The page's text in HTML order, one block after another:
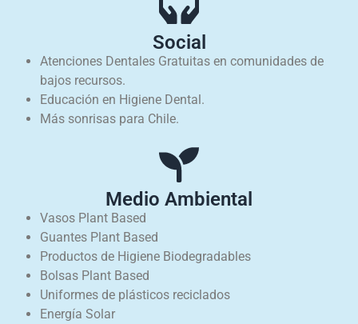
Social
Atenciones Dentales Gratuitas en comunidades de
bajos recursos.
Educación en Higiene Dental.
Más sonrisas para Chile.
Medio Ambiental
Vasos Plant Based
Guantes Plant Based
Productos de Higiene Biodegradables
Bolsas Plant Based
Uniformes de plásticos reciclados
Energía Solar